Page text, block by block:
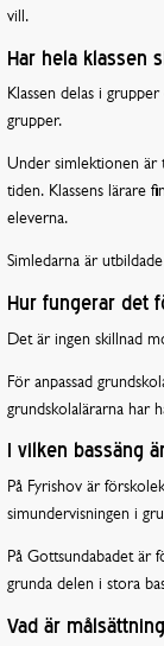
vill.
Har hela klassen
Klassen delas i
grupper.
Under simlektionen är
tiden. Klassens lärare
eleverna.
Simledarna är
Hur fungerar det
Det är ingen skillnad
För anpassad
grundskolalärarna har
I vilken bassäng
På Fyrishov är
simundervisningen i
På Gottsundabadet är
grunda delen i stora
Vad är